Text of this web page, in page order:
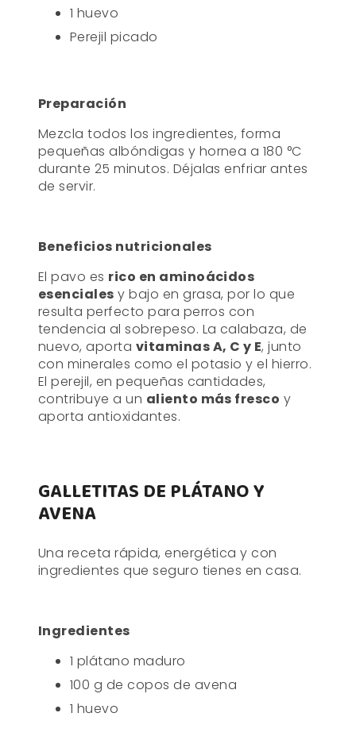
1 huevo
Perejil picado
Preparación
Mezcla todos los ingredientes, forma
pequeñas albóndigas y hornea a 180 °C
durante 25 minutos. Déjalas enfriar antes
de servir.
Beneficios nutricionales
El pavo es rico en aminoácidos
esenciales y bajo en grasa, por lo que
resulta perfecto para perros con
tendencia al sobrepeso. La calabaza, de
nuevo, aporta vitaminas A, C y E, junto
con minerales como el potasio y el hierro.
El perejil, en pequeñas cantidades,
contribuye a un aliento más fresco y
aporta antioxidantes.
GALLETITAS DE PLÁTANO Y
AVENA
Una receta rápida, energética y con
ingredientes que seguro tienes en casa.
Ingredientes
1 plátano maduro
100 g de copos de avena
1 huevo